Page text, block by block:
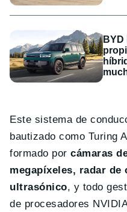
Este sistema de
bautizado como Turing
formado porcámaras
megapíxeles, radar
ultrasónico, y todo
de procesadores